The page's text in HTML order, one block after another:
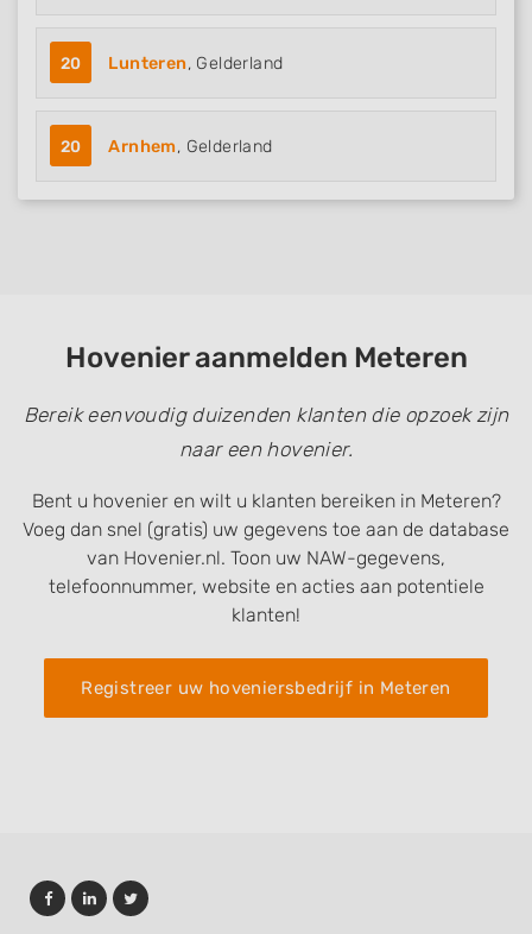
20 Lunteren, Gelderland
20 Arnhem, Gelderland
Hovenier aanmelden Meteren
Bereik eenvoudig duizenden klanten die opzoek zijn
naar een hovenier.
Bent u hovenier en wilt u klanten bereiken in Meteren?
Voeg dan snel (gratis) uw gegevens toe aan de database
van Hovenier.nl. Toon uw NAW-gegevens,
telefoonnummer, website en acties aan potentiele
klanten!
Registreer uw hoveniersbedrijf in Meteren